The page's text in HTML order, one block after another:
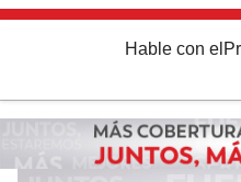
Hable con el